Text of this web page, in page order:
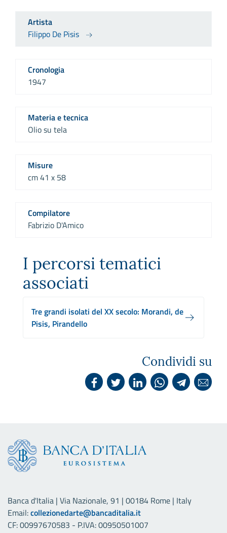
Artista
Filippo De Pisis
Cronologia
1947
Materia e tecnica
Olio su tela
Misure
cm 41 x 58
Compilatore
Fabrizio D'Amico
I percorsi tematici
associati
Tre grandi isolati del XX secolo: Morandi, de
Pisis, Pirandello
Condividi su
Banca d'Italia | Via Nazionale, 91 | 00184 Rome | Italy
Email:collezionedarte@bancaditalia.it
CF: 00997670583 - P.IVA: 00950501007